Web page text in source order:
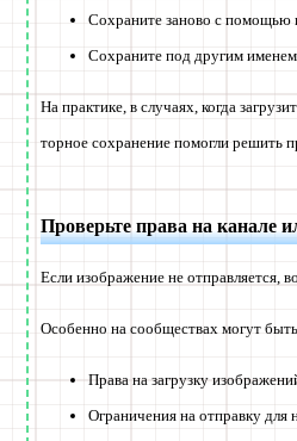
Сохраните заново с помощью
Сохраните под другим именем
На практике, в случаях, когда
торное сохранение помогли решить
Проверьте права на канале
Если изображение не отправляется,
Особенно на сообществах могут
Права на загрузку
Ограничения на отправку для